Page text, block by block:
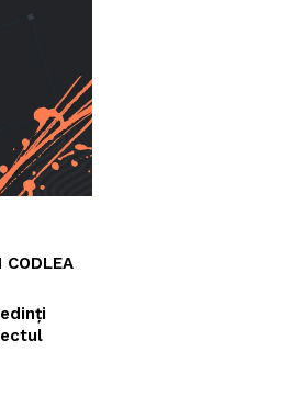
CODLEA